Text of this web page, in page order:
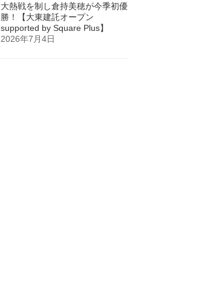
大熱戦を制し倉持美穂が今季初優
勝！【大東建託オープン
supported by Square Plus】
2026年7月4日